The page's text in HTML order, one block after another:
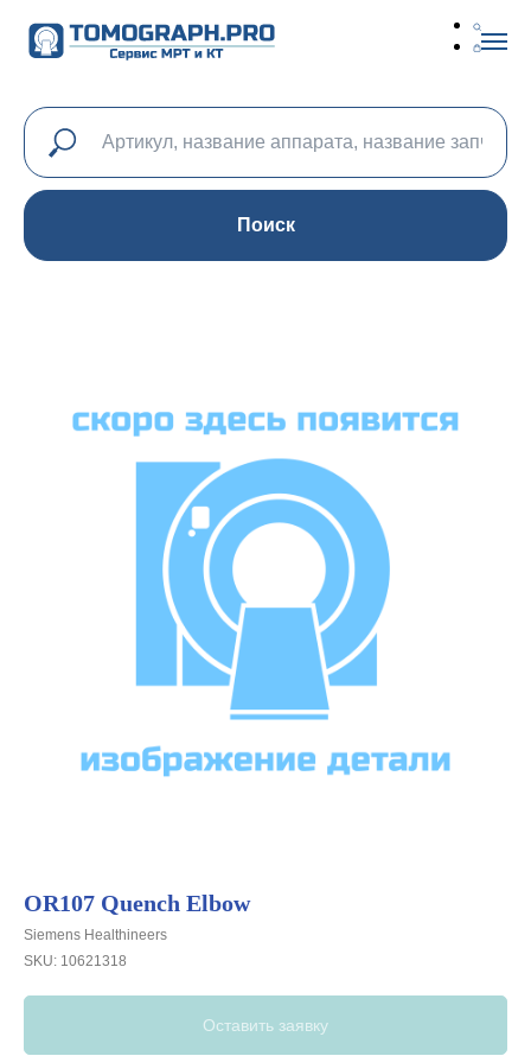
Поиск
OR107 Quench Elbow
Siemens Healthineers
SKU: 10621318
Оставить заявку